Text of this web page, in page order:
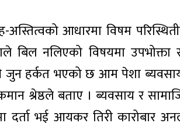
आधारमा विषम
बिल नलिएको विषयमा
जुन हर्कत भएको छ आम पेशा
श्रेष्ठले बताए । ब्यवसाय र
भई आयकर तिरी कारोबार